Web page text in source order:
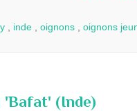
, inde , oignons , oignons
(Inde)